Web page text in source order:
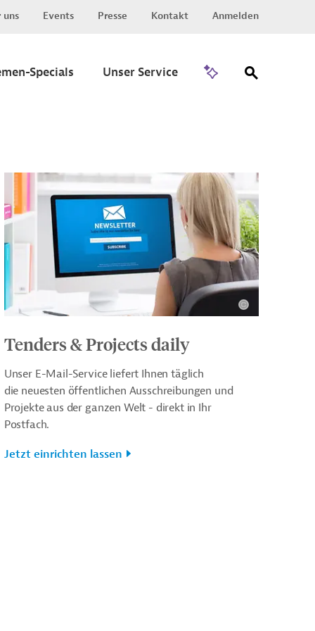
uns Events Presse Kontakt Anmelden
Specials Unser Service
Tenders & Projects daily
Unser E-Mail-Service liefert Ihnen täglich
die neuesten öffentlichen Ausschreibungen und
Projekte aus der ganzen Welt - direkt in Ihr
Postfach.
Jetzt einrichten lassen